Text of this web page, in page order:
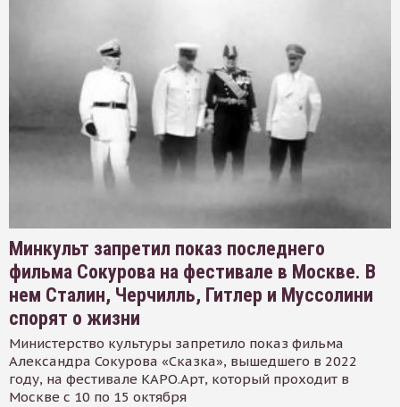
Минкульт запретил показ последнего
фильма Сокурова на фестивале в Москве. В
нем Сталин, Черчилль, Гитлер и Муссолини
спорят о жизни
Министерство культуры запретило показ фильма
Александра Сокурова «Сказка», вышедшего в 2022
году, на фестивале КАРО.Арт, который проходит в
Москве с 10 по 15 октября